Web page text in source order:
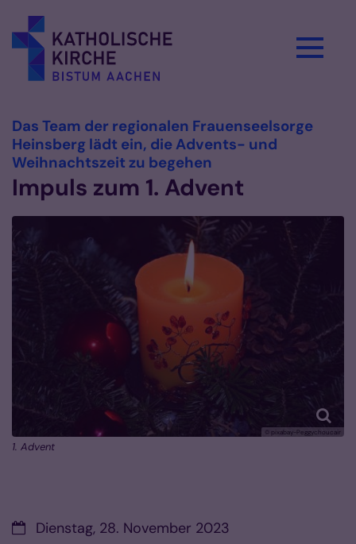
Das Team der regionalen Frauenseelsorge
Heinsberg lädt ein, die Advents- und
Weihnachtszeit zu begehen
Impuls zum 1. Advent
© pixabay-Peggychoucair
1. Advent
Datum:Dienstag, 28. November 2023